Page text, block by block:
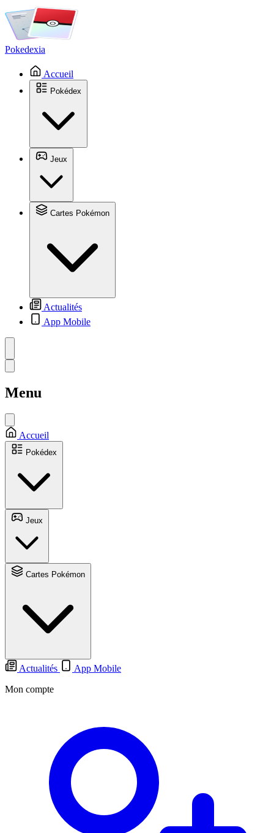
Pokedexia
Accueil
Actualités
App Mobile
Menu
Accueil
Actualités
App Mobile
Mon compte